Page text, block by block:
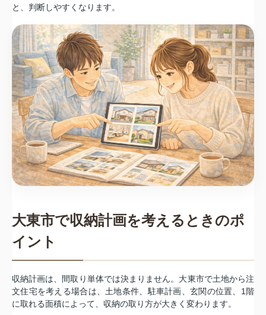
と、判断しやすくなります。
大東市で収納計画を考えるときのポ
イント
収納計画は、間取り単体では決まりません。大東市で土地から注
文住宅を考える場合は、土地条件、駐車計画、玄関の位置、1階
に取れる面積によって、収納の取り方が大きく変わります。